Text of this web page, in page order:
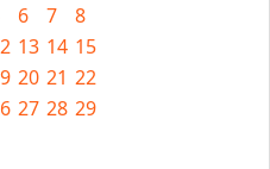
6 7
8
13 14 15
20 21 22
27 28 29